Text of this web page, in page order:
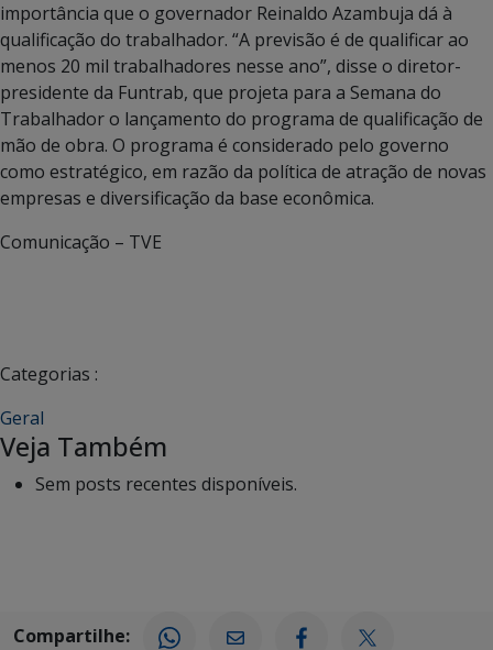
importância que o governador Reinaldo Azambuja dá à
qualificação do trabalhador. “A previsão é de qualificar ao
menos 20 mil trabalhadores nesse ano”, disse o diretor-
presidente da Funtrab, que projeta para a Semana do
Trabalhador o lançamento do programa de qualificação de
mão de obra. O programa é considerado pelo governo
como estratégico, em razão da política de atração de novas
empresas e diversificação da base econômica.
Comunicação – TVE
Categorias :
Geral
Veja Também
Sem posts recentes disponíveis.
Compartilhe: